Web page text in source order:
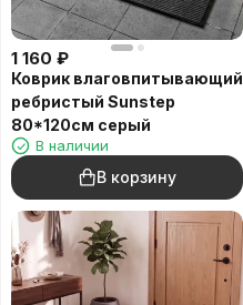
1 160 ₽
Коврик влаговпитывающий
ребристый Sunstep
80*120см серый
В наличии
В корзину